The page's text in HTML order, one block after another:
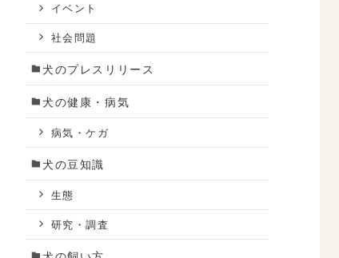
イベント
社会問題
犬のプレスリリース
犬の健康・病気
病気・ケガ
犬の豆知識
生態
研究・調査